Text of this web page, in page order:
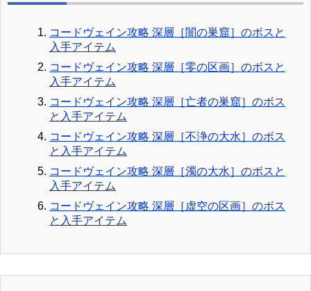
コードヴェイン攻略 深層［闇の巣窟］のボスと
入手アイテム
コードヴェイン攻略 深層［零の区画］のボスと
入手アイテム
コードヴェイン攻略 深層［亡者の巣窟］のボス
と入手アイテム
コードヴェイン攻略 深層［不浄の大水］のボス
と入手アイテム
コードヴェイン攻略 深層［濁の大水］のボスと
入手アイテム
コードヴェイン攻略 深層［虚空の区画］のボス
と入手アイテム